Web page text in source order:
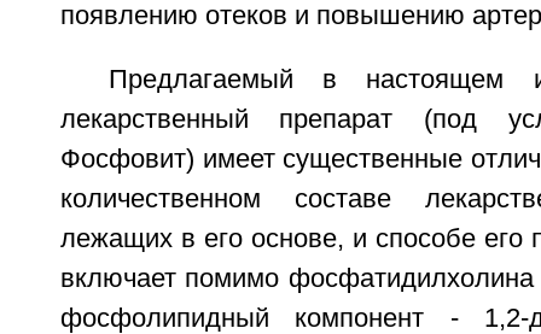
появлению отеков и повышению
Предлагаемый в настоящем
лекарственный препарат (под
Фосфовит) имеет существенные
количественном составе
лежащих в его основе, и способе его
включает помимо
фосфолипидный компонент - 1,2-